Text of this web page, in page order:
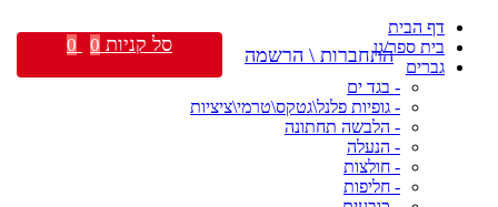
דף הבית
בית ספר/גן
גברים
- בגד ים
- גופיות פלנל\גטקס\טרמי\ציציות
- הלבשה תחתונה
- הנעלה
- חולצות
- חליפות
התחברות \ הרשמה סל קניות 0
0